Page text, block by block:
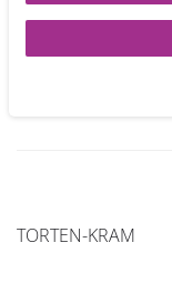
3,90 €
TORTEN-KRAM